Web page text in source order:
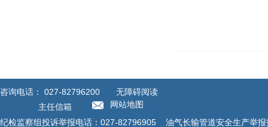
咨询电话： 027-82796200
无障碍阅读
主任信箱
网站地图
纪检监察组投诉举报电话：027-82796905 油气长输管道安全生产举